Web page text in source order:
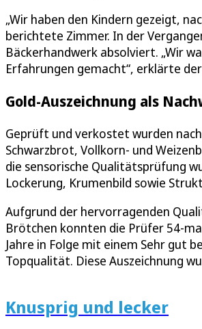
„Wir haben den Kindern gezeigt,
berichtete Zimmer. In der
Bäckerhandwerk absolviert. „Wir
Erfahrungen gemacht“, erklärte
Gold-Auszeichnung als
Geprüft und verkostet wurden
Schwarzbrot, Vollkorn- und
die sensorische Qualitätsprüfung
Lockerung, Krumenbild sowie
Aufgrund der hervorragenden
Brötchen konnten die Prüfer 54-
Jahre in Folge mit einem Sehr gut
Topqualität. Diese Auszeichnung
Knusprig und lecker